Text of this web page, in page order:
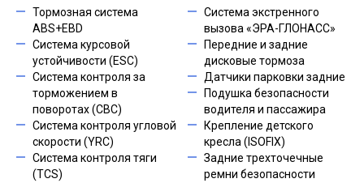
Тормозная система
ABS+EBD
Система курсовой
устойчивости (ESC)
Система контроля за
торможением в
поворотах (CBC)
Система контроля угловой
скорости (YRC)
Система контроля тяги
(TCS)
Система экстренного
вызова «ЭРА-ГЛОНАСС»
Передние и задние
дисковые тормоза
Датчики парковки задние
Подушка безопасности
водителя и пассажира
Крепление детского
кресла (ISOFIX)
Задние трехточечные
ремни безопасности